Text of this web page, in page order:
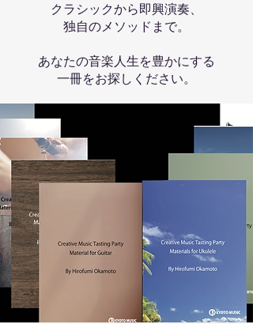
クラシックから即興演奏、
独自のメソッドまで。
あなたの音楽人生を豊かにする
一冊をお探しください。